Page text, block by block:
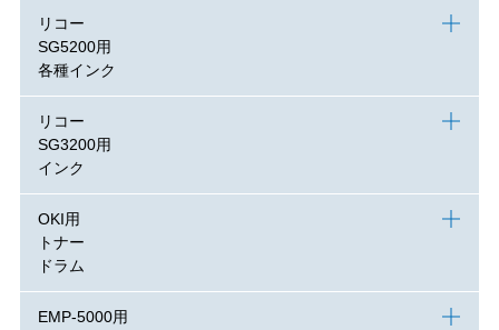
リコー
SG5200用
各種インク
リコー
SG3200用
インク
OKI用
トナー
ドラム
EMP-5000用